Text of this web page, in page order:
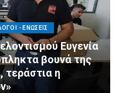
Ομάδας
πυροσβέστες